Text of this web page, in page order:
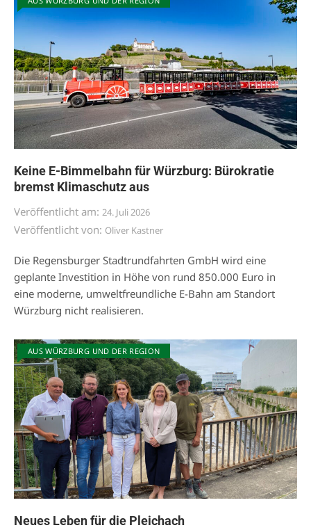
Keine E-Bimmelbahn für Würzburg: Bürokratie
bremst Klimaschutz aus
Veröffentlicht am: 24. Juli 2026
Veröffentlicht von: Oliver Kastner
Die Regensburger Stadtrundfahrten GmbH wird eine
geplante Investition in Höhe von rund 850.000 Euro in
eine moderne, umweltfreundliche E-Bahn am Standort
Würzburg nicht realisieren.
AUS WÜRZBURG UND DER REGION
Neues Leben für die Pleichach